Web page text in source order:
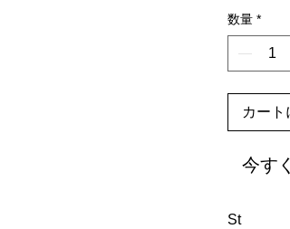
数量 *
カート
今す
St